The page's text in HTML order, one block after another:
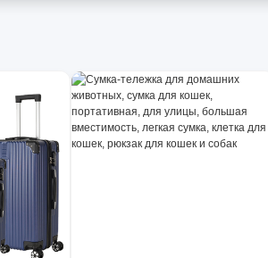
колесами, ручкой и защитой